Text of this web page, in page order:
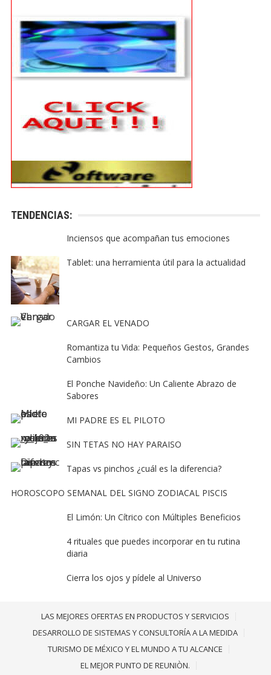
TENDENCIAS:
Inciensos que acompañan tus emociones
Tablet: una herramienta útil para la actualidad
CARGAR EL VENADO
Romantiza tu Vida: Pequeños Gestos, Grandes
Cambios
El Ponche Navideño: Un Caliente Abrazo de
Sabores
MI PADRE ES EL PILOTO
SIN TETAS NO HAY PARAISO
Tapas vs pinchos ¿cuál es la diferencia?
HOROSCOPO SEMANAL DEL SIGNO ZODIACAL PISCIS
El Limón: Un Cítrico con Múltiples Beneficios
4 rituales que puedes incorporar en tu rutina
diaria
Cierra los ojos y pídele al Universo
LAS MEJORES OFERTAS EN PRODUCTOS Y SERVICIOS
DESARROLLO DE SISTEMAS Y CONSULTORÍA A LA MEDIDA
TURISMO DE MÉXICO Y EL MUNDO A TU ALCANCE
EL MEJOR PUNTO DE REUNIÒN.